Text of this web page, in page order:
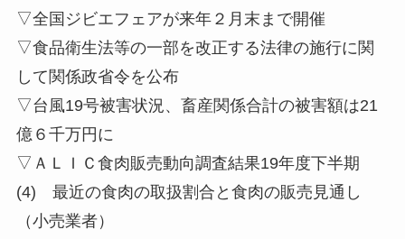
▽全国ジビエフェアが来年２月末まで開催
▽食品衛生法等の一部を改正する法律の施行に関
して関係政省令を公布
▽台風19号被害状況、畜産関係合計の被害額は21
億６千万円に
▽ＡＬＩＣ食肉販売動向調査結果19年度下半期
(4) 最近の食肉の取扱割合と食肉の販売見通し
（小売業者）